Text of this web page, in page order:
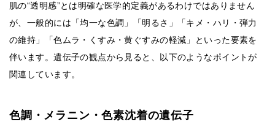
肌の“透明感”とは明確な医学的定義があるわけではありません
が、一般的には「均一な色調」「明るさ」「キメ・ハリ・弾力
の維持」「色ムラ・くすみ・黄ぐすみの軽減」といった要素を
伴います。遺伝子の観点から見ると、以下のようなポイントが
関連しています。
色調・メラニン・色素沈着の遺伝子